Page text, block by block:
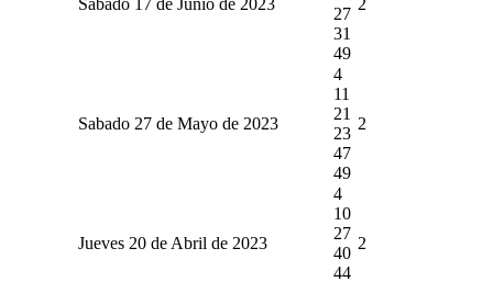
27
31
49
Sabado 27 de Mayo de 2023
4
11
21
23
47
49
2
Jueves 20 de Abril de 2023
4
10
27
40
44
2